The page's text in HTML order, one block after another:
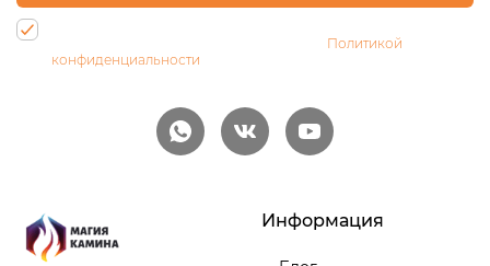
Политикой
конфиденциальности
Информация